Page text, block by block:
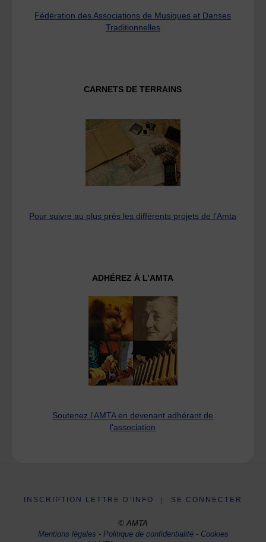
Fédération des Associations de Musiques et Danses
Traditionnelles
CARNETS DE TERRAINS
Pour suivre au plus près les différents projets de l’Amta
ADHÉREZ À L’AMTA
Soutenez l'AMTA en devenant adhérant de
l'association
INSCRIPTION LETTRE D’INFO SE CONNECTER
© AMTA
Mentions légales -Politique de confidentialité- Cookies